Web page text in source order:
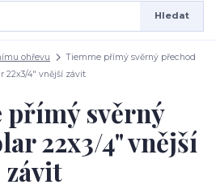
Hledat
ohřevu
Tiemme přímý svěrný přechod
22x3/4" vnější závit
přímý svěrný
22x3/4" vnější
závit